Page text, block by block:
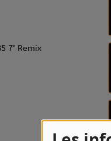
7" Remix